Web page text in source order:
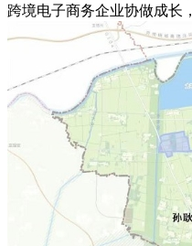
跨境电子商务企业协做成长，